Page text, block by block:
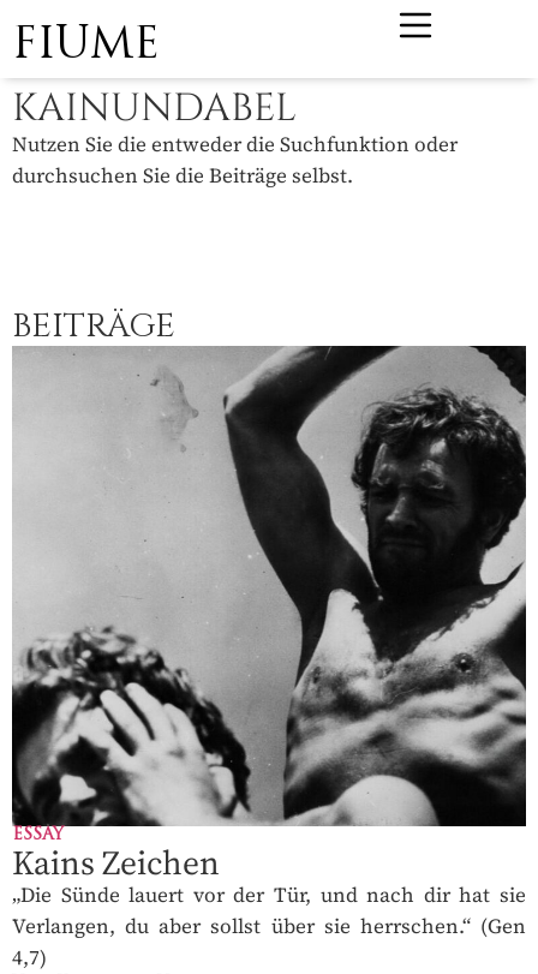
FIUME
KAINUNDABEL
Nutzen Sie die entweder die Suchfunktion oder
durchsuchen Sie die Beiträge selbst.
BEITRÄGE
ESSAY
Kains Zeichen
„Die Sünde lauert vor der Tür, und nach dir hat sie
Verlangen, du aber sollst über sie herrschen.“ (Gen
4,7)